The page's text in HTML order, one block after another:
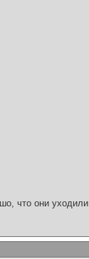
что они уходили.